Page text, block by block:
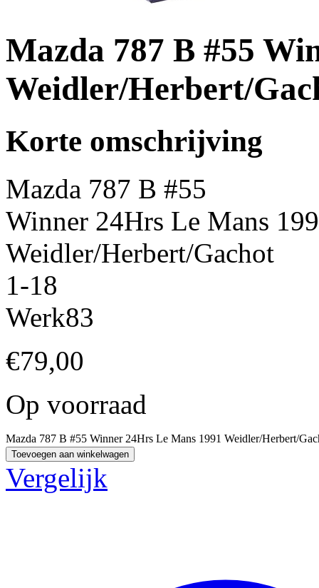
Mazda 787 B #55
Weidler/Herbert/
Korte omschrijving
Mazda 787 B #55
Winner 24Hrs Le Mans
Weidler/Herbert/Gachot
1-18
Werk83
€79,00
Op voorraad
Mazda 787 B #55 Winner 24Hrs Le Mans 1991 Weidler/Herbert/
Toevoegen aan winkelwagen
Vergelijk